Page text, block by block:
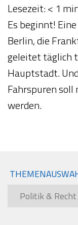
Lesezeit:< 1
Es beginnt!
Berlin, die
geleitet täglich
Hauptstadt.
Fahrspuren
werden.
Themenauswahl